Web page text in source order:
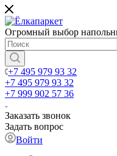
Огромный выбор
+7 495 979 93 32
+7 495 979 93 32
+7 999 902 57 36
Заказать звонок
Задать вопрос
Войти